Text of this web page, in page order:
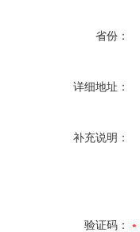
省份：
详细地址：
补充说明：
验证码：